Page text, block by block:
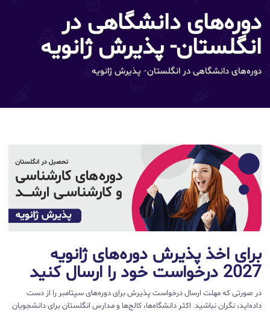
دوره‌های دانشگاهی در
انگلستان- پذیرش ژانویه
دوره‌های دانشگاهی در انگلستان- پذیرش ژانویه
برای اخذ پذیرش دوره‌های ژانویه
2027 درخواست خود را ارسال کنید
در صورتی که مهلت ارسال درخواست پذیرش برای دوره‌های سپتامبر را از دست
داده‌اید، نگران نباشید. اکثر دانشگاه‌ها، کالج‌ها و مدارس انگلستان برای دانشجویان